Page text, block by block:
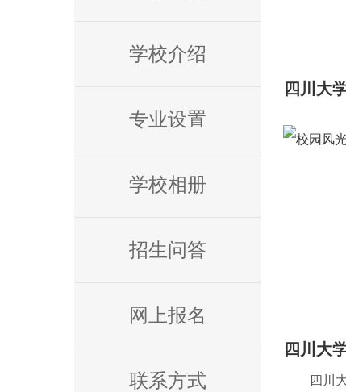
学校介绍
专业设置
学校相册
招生问答
网上报名
联系方式
四川大
四川大
四川大